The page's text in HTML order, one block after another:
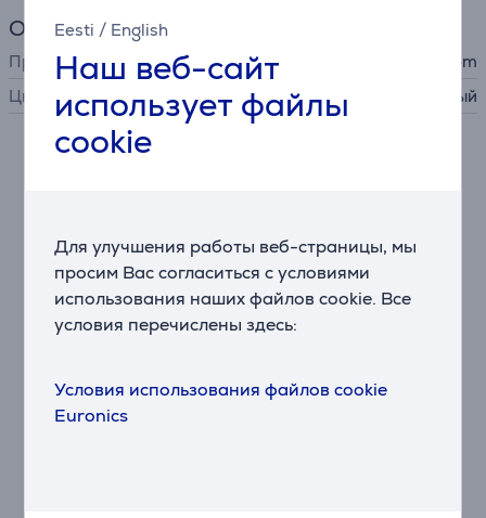
Eesti / English
Наш веб-сайт
использует файлы
cookie
Для улучшения работы веб-страницы, мы
просим Вас согласиться с условиями
использования наших файлов cookie. Все
условия перечислены здесь:
Условия использования файлов cookie
Euronics
Общий параметр
Производитель
Wacom
Цвет
белый
14-дюймовый ламинированный экран IPS Full HD
предлагает больше пространства для точной и
детальной работы. Тонкая рамка и поверхность с
текстурой, напоминающей бумагу, уменьшают
Естественные ощущения от стилуса
Стилус Wacom One не требует аккумулятора и